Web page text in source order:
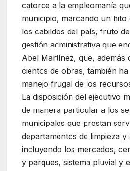
catorce a la empleomanía
municipio, marcando un hito
los cabildos del país, fruto
gestión administrativa que
Abel Martínez, que, además
cientos de obras, también
manejo frugal de los
La disposición del ejecutivo
de manera particular a los
municipales que prestan
departamentos de limpieza y
incluyendo los mercados,
y parques, sistema pluvial y